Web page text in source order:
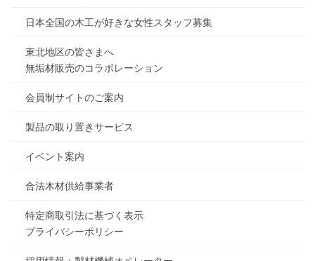
日本全国の木工が好きな女性スタッフ募集
東北地区の皆さまへ
無垢材販売のコラボレーション
会員制サイトのご案内
製品の取り置きサービス
イベント案内
合法木材供給事業者
特定商取引法に基づく表示
プライバシーポリシー